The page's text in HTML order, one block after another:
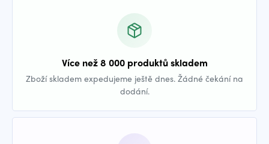
Více než 8 000 produktů skladem
Zboží skladem expedujeme ještě dnes. Žádné čekání na
dodání.